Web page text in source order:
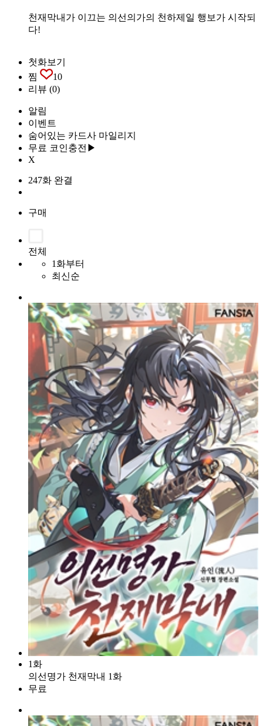
천재막내가 이끄는 의선의가의 천하제일 행보가 시작되
다!
첫화보기
찜
10
리뷰 (0)
알림
이벤트
숨어있는 카드사 마일리지
무료 코인충전▶
X
247화 완결
구매
전체
1화부터
최신순
1화
의선명가 천재막내 1화
무료